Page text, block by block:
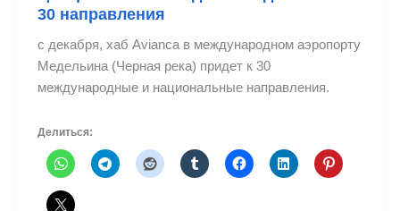
30 направления
с декабря, хаб Avianca в международном аэропорту
Медельина (Черная река) придет к 30
международные и национальные направления.
Делиться: